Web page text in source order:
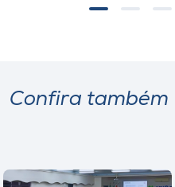
Confira também